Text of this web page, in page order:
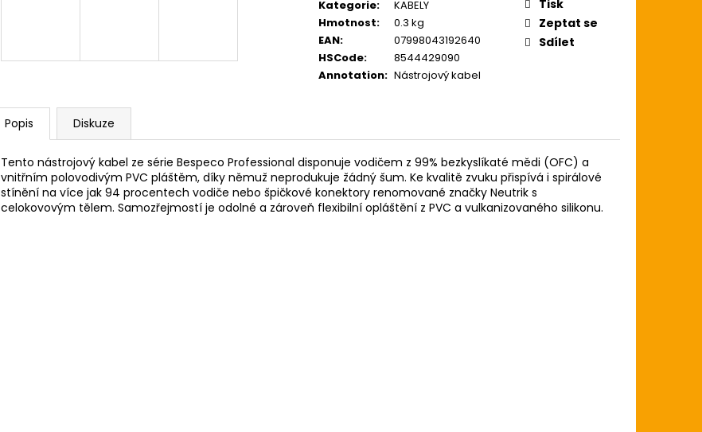
Kategorie:
KABELY
Hmotnost:
0.3 kg
EAN:
07998043192640
HSCode:
8544429090
Annotation: Nástrojový kabel
Tisk
Zeptat se
Sdílet
Popis Diskuze
Tento nástrojový kabel ze série Bespeco Professional disponuje vodičem z 99% bezkyslíkaté mědi (OFC) a
vnitřním polovodivým PVC pláštěm, díky němuž neprodukuje žádný šum. Ke kvalitě zvuku přispívá i spirálové
stínění na více jak 94 procentech vodiče nebo špičkové konektory renomované značky Neutrik s
celokovovým tělem. Samozřejmostí je odolné a zároveň flexibilní opláštění z PVC a vulkanizovaného silikonu.
STRUNY PRO AKUSTICKOU KYTARU